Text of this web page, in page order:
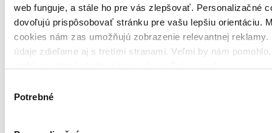
web funguje, a stále ho pre vás zlepšovať. Personalizačné
dovoľujú prispôsobovať stránku pre vašu lepšiu orientáciu.
cookies nám zas umožňujú zobrazenie relevantnej reklamy.
údaje zdieľame aj s tretími stranami. Veľmi by nám
súhlasu
Potrebné
Zákulisie